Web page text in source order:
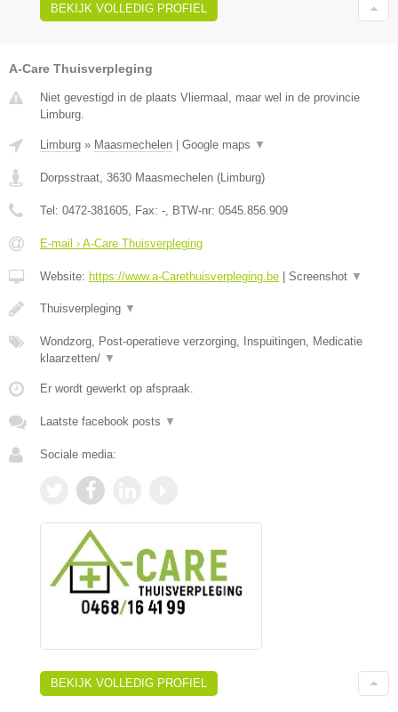
BEKIJK VOLLEDIG PROFIEL
A-Care Thuisverpleging
Niet gevestigd in de plaats Vliermaal, maar wel in de provincie
Limburg.
Limburg » Maasmechelen Google maps ▼
Dorpsstraat, 3630 Maasmechelen (Limburg)
Tel: 0472-381605, Fax: -, BTW-nr: 0545.856.909
E-mail › A-Care Thuisverpleging
Website: https://www.a-Carethuisverpleging.be Screenshot ▼
Thuisverpleging ▼
Wondzorg, Post-operatieve verzorging, Inspuitingen, Medicatie
klaarzetten/ ▼
Er wordt gewerkt op afspraak.
Laatste facebook posts ▼
Sociale media:
BEKIJK VOLLEDIG PROFIEL